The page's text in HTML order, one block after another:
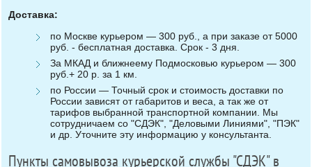
Доставка:
по Москве курьером — 300 руб., а при заказе от 5000
руб. - бесплатная доставка. Срок - 3 дня.
За МКАД и ближнеему Подмосковью курьером — 300
руб.+ 20 р. за 1 км.
по России — Точный срок и стоимость доставки по
России зависят от габаритов и веса, а так же от
тарифов выбранной транспортной компании. Мы
сотрудничаем со "СДЭК", "Деловыми Линиями", "ПЭК"
и др. Уточните эту информацию у консультанта.
Пункты самовывоза курьерской службы "СДЭК" в